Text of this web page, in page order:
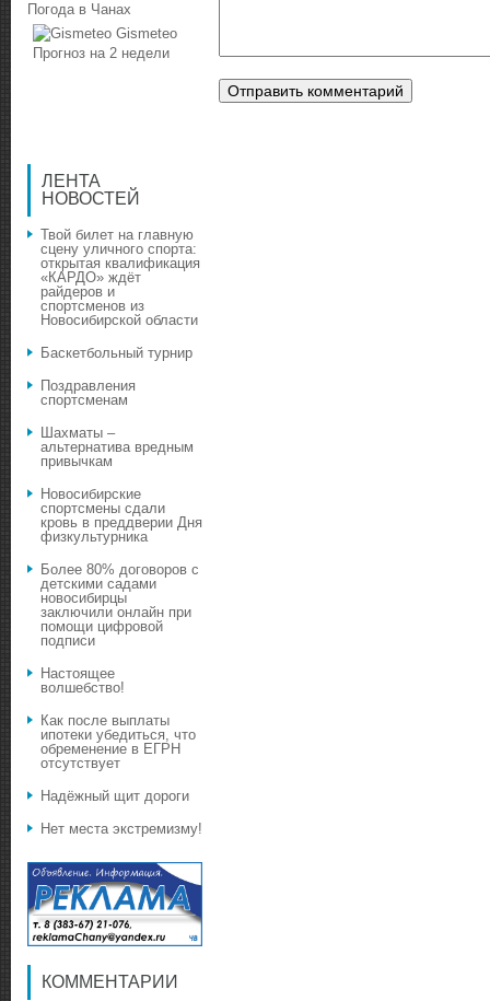
Погода в Чанах
Gismeteo
Прогноз на 2 недели
ЛЕНТА
НОВОСТЕЙ
Твой билет на главную
сцену уличного спорта:
открытая квалификация
«КАРДО» ждёт
райдеров и
спортсменов из
Новосибирской области
Баскетбольный турнир
Поздравления
спортсменам
Шахматы –
альтернатива вредным
привычкам
Новосибирские
спортсмены сдали
кровь в преддверии Дня
физкультурника
Более 80% договоров с
детскими садами
новосибирцы
заключили онлайн при
помощи цифровой
подписи
Настоящее
волшебство!
Как после выплаты
ипотеки убедиться, что
обременение в ЕГРН
отсутствует
Надёжный щит дороги
Нет места экстремизму!
КОММЕНТАРИИ